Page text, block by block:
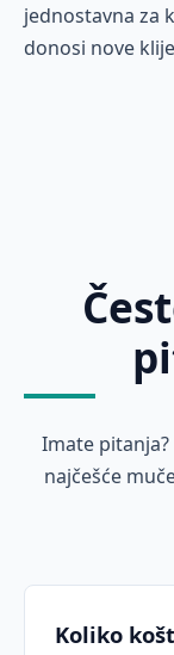
jednostavna za
donosi nove
Imate
najčešće
Koliko